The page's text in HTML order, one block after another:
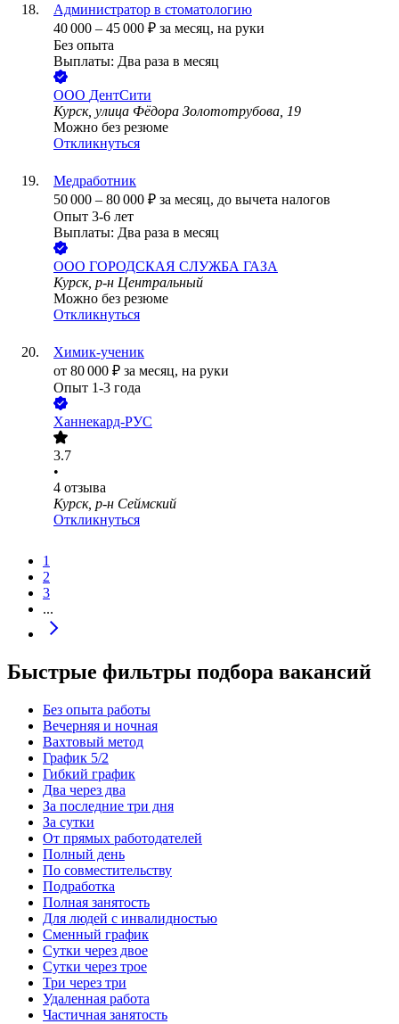
Администратор в стоматологию
40 000 – 45 000 ₽ за месяц, на руки
Без опыта
Выплаты: Два раза в месяц
ООО ДентСити
Курск, улица Фёдора Золототрубова, 19
Можно без резюме
Откликнуться
Медработник
50 000 – 80 000 ₽ за месяц, до вычета налогов
Опыт 3-6 лет
Выплаты: Два раза в месяц
ООО ГОРОДСКАЯ СЛУЖБА ГАЗА
Курск, р-н Центральный
Можно без резюме
Откликнуться
Химик-ученик
от 80 000 ₽ за месяц, на руки
Опыт 1-3 года
Ханнекард-РУС
3.7
•
4 отзыва
Курск, р-н Сеймский
Откликнуться
1
2
3
...
Быстрые фильтры подбора вакансий
Без опыта работы
Вечерняя и ночная
Вахтовый метод
График 5/2
Гибкий график
Два через два
За последние три дня
За сутки
От прямых работодателей
Полный день
По совместительству
Подработка
Полная занятость
Для людей с инвалидностью
Сменный график
Сутки через двое
Сутки через трое
Три через три
Удаленная работа
Частичная занятость